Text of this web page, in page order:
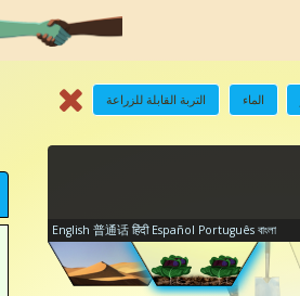
التربة القابلة للزراعة الماء
English 普通话 हिंदी Español Português বাংলা